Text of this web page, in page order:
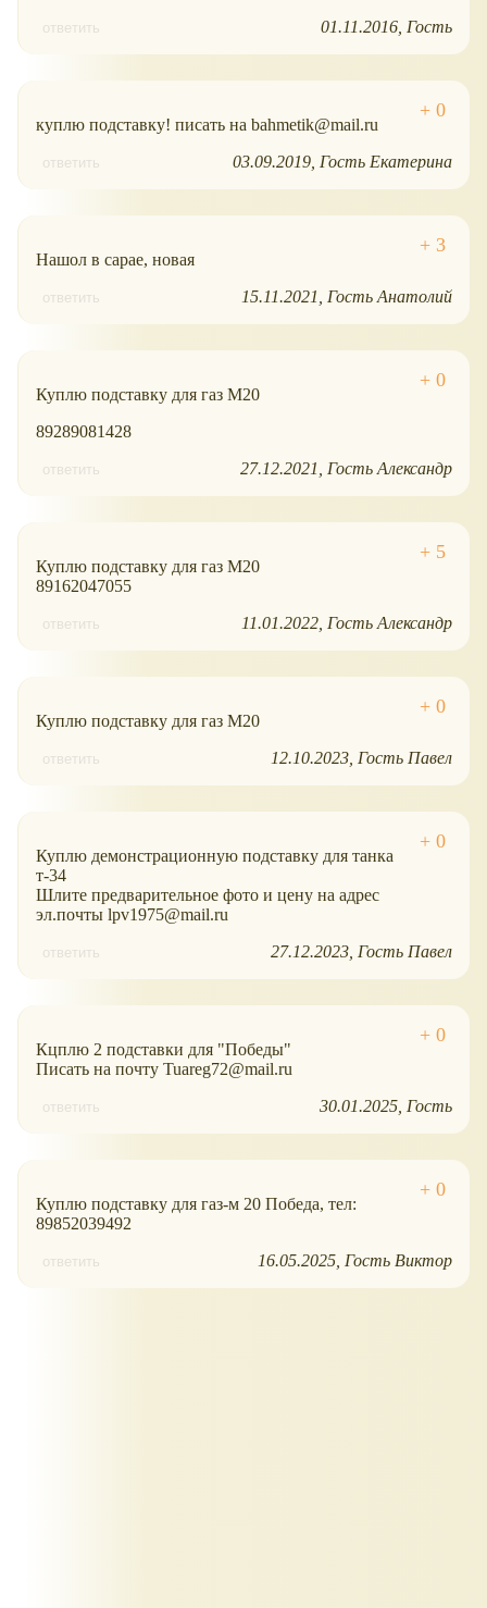
ответить 01.11.2016 Гость
куплю подставку! писать на bahmetik@mail.ru
ответить 03.09.2019 Гость Екатерина
Нашол в сарае, новая
ответить 15.11.2021 Гость Анатолий
Куплю подставку для газ М20
89289081428
ответить 27.12.2021 Гость Александр
Куплю подставку для газ М20
89162047055
ответить 11.01.2022 Гость Александр
Куплю подставку для газ М20
ответить 12.10.2023 Гость Павел
Куплю демонстрационную подставку для танка
т-34
Шлите предварительное фото и цену на адрес
эл.почты lpv1975@mail.ru
ответить 27.12.2023 Гость Павел
Кцплю 2 подставки для "Победы"
Писать на почту Tuareg72@mail.ru
ответить 30.01.2025 Гость
Куплю подставку для газ-м 20 Победа, тел:
89852039492
ответить 16.05.2025 Гость Виктор